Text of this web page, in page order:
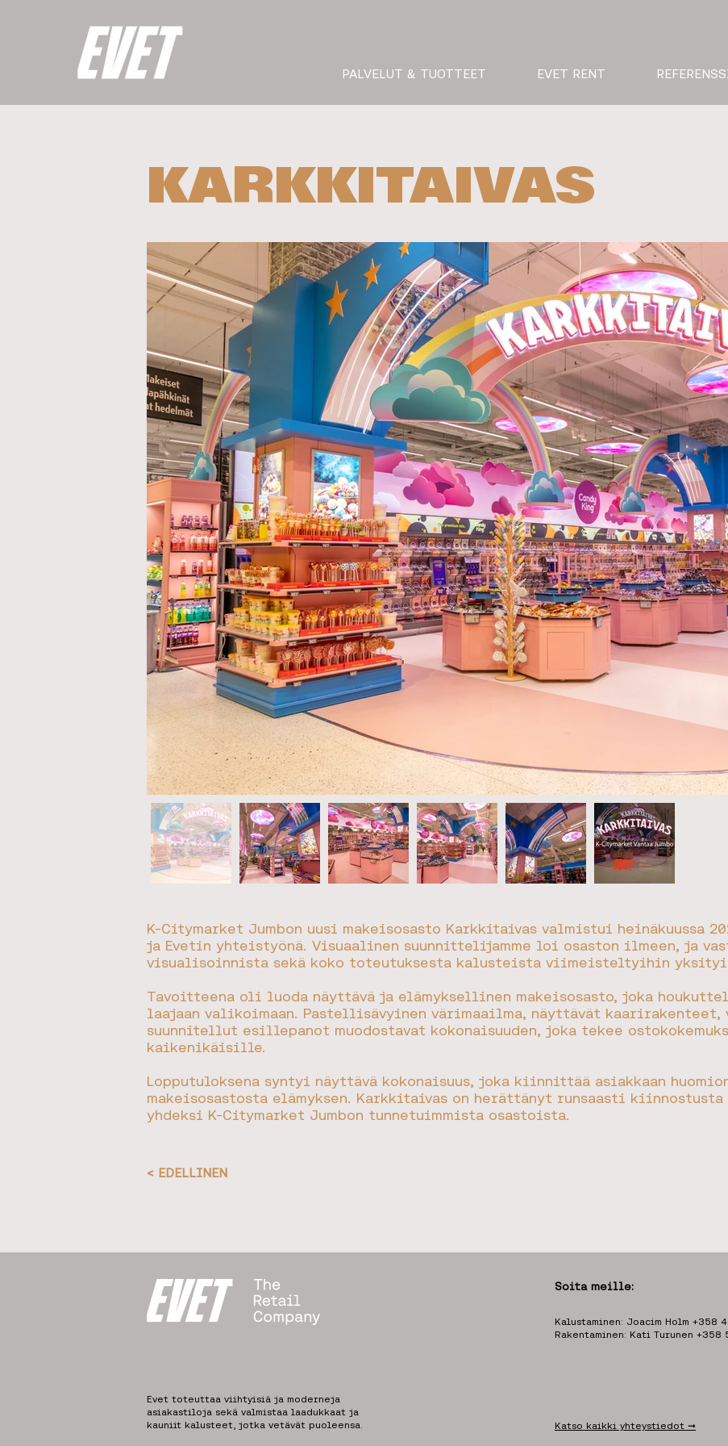
PALVELUT & TUOTTEET EVET RENT
KARKKITAIVAS
K-Citymarket Jumbon uusi makeisosasto Karkkitaivas valmistui heinäkuussa
ja Evetin yhteistyönä. Visuaalinen suunnittelijamme loi osaston ilmeen, ja
visualisoinnista sekä koko toteutuksesta kalusteista viimeisteltyihin
Tavoitteena oli luoda näyttävä ja elämyksellinen makeisosasto, joka
laajaan valikoimaan. Pastellisävyinen värimaailma, näyttävät
suunnitellut esillepanot muodostavat kokonaisuuden, joka tekee
kaikenikäisille.
Lopputuloksena syntyi näyttävä kokonaisuus, joka kiinnittää asiakkaan
makeisosastosta elämyksen. Karkkitaivas on herättänyt runsaasti kiinnostusta
yhdeksi K-Citymarket Jumbon tunnetuimmista osastoista.
< EDELLINEN
Evet toteuttaa viihtyisiä ja moderneja
asiakastiloja sekä valmistaa laadukkaat ja
kauniit kalusteet, jotka vetävät puoleensa.
Soita meille:
Kalustaminen: Joacim Holm +358
Rakentaminen: Kati Turunen +358
Katso kaikki yhteystiedot ➞